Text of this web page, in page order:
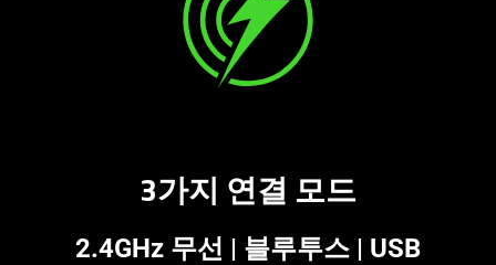
3가지 연결 모드
2.4GHz 무선 | 블루투스 | USB